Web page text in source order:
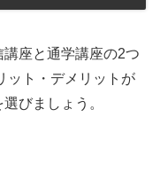
座と通学講座の2つ
ット・デメリットが
びましょう。